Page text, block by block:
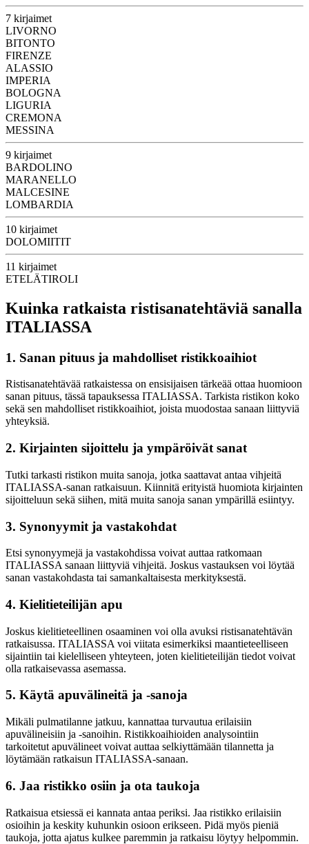
7 kirjaimet
LIVORNO
BITONTO
FIRENZE
ALASSIO
IMPERIA
BOLOGNA
LIGURIA
CREMONA
MESSINA
9 kirjaimet
BARDOLINO
MARANELLO
MALCESINE
LOMBARDIA
10 kirjaimet
DOLOMIITIT
11 kirjaimet
ETELÄTIROLI
Kuinka ratkaista ristisanatehtäviä sanalla
ITALIASSA
1. Sanan pituus ja mahdolliset ristikkoaihiot
Ristisanatehtävää ratkaistessa on ensisijaisen tärkeää ottaa huomioon
sanan pituus, tässä tapauksessa ITALIASSA. Tarkista ristikon koko
sekä sen mahdolliset ristikkoaihiot, joista muodostaa sanaan liittyviä
yhteyksiä.
2. Kirjainten sijoittelu ja ympäröivät sanat
Tutki tarkasti ristikon muita sanoja, jotka saattavat antaa vihjeitä
ITALIASSA-sanan ratkaisuun. Kiinnitä erityistä huomiota kirjainten
sijoitteluun sekä siihen, mitä muita sanoja sanan ympärillä esiintyy.
3. Synonyymit ja vastakohdat
Etsi synonyymejä ja vastakohdissa voivat auttaa ratkomaan
ITALIASSA sanaan liittyviä vihjeitä. Joskus vastauksen voi löytää
sanan vastakohdasta tai samankaltaisesta merkityksestä.
4. Kielitieteilijän apu
Joskus kielitieteellinen osaaminen voi olla avuksi ristisanatehtävän
ratkaisussa. ITALIASSA voi viitata esimerkiksi maantieteelliseen
sijaintiin tai kielelliseen yhteyteen, joten kielitieteilijän tiedot voivat
olla ratkaisevassa asemassa.
5. Käytä apuvälineitä ja -sanoja
Mikäli pulmatilanne jatkuu, kannattaa turvautua erilaisiin
apuvälineisiin ja -sanoihin. Ristikkoaihioiden analysointiin
tarkoitetut apuvälineet voivat auttaa selkiyttämään tilannetta ja
löytämään ratkaisun ITALIASSA-sanaan.
6. Jaa ristikko osiin ja ota taukoja
Ratkaisua etsiessä ei kannata antaa periksi. Jaa ristikko erilaisiin
osioihin ja keskity kuhunkin osioon erikseen. Pidä myös pieniä
taukoja, jotta ajatus kulkee paremmin ja ratkaisu löytyy helpommin.